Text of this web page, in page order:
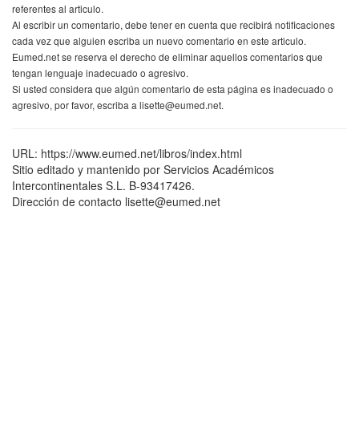
referentes al articulo.
Al escribir un comentario, debe tener en cuenta que recibirá notificaciones
cada vez que alguien escriba un nuevo comentario en este articulo.
Eumed.net se reserva el derecho de eliminar aquellos comentarios que
tengan lenguaje inadecuado o agresivo.
Si usted considera que algún comentario de esta página es inadecuado o
agresivo, por favor, escriba a lisette@eumed.net.
URL: https://www.eumed.net/libros/index.html
Sitio editado y mantenido por Servicios Académicos
Intercontinentales S.L. B-93417426.
Dirección de contacto lisette@eumed.net